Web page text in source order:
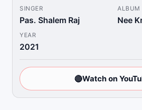
SINGER
Pas. Shalem Raj
ALBUM
Nee
YEAR
2021
🔴Watch on